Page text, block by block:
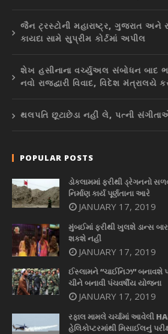
જૈન ટ્રસ્ટોની મહારાષ્ટ્ર, ગુજરાત અને
કાયદા સામે સુપ્રીમ કોર્ટમાં અપીલ
શેખ હસીનાના વર્ચ્યુઅલ સંબોધન બાદ
નવો રાજદ્વારી વિવાદ, વિદેશ મંત્રાલયે
થલપતિ છૂટાછેડા નહીં લે, પત્ની
POPULAR POSTS
ડોકલામમાં ફરીથી ડ્રેગનનો
નિર્માણ કાર્ય પૂર્ણતાના આરે
JANUARY 17, 2019
મુંબઈમાં ફરીથી ખુલશે ડાન્સ
શકશે નહીં
JANUARY 17, 2019
ઈસ્લામને “ચાઈનિઝ” બનાવશે
ચીને બનાવી પંચવર્ષીય યોજના
JANUARY 17, 2019
રફાલ મામલે ચર્ચામાં આવેલી
હેલિકોપ્ટરમાંથી મિસાઈલનું